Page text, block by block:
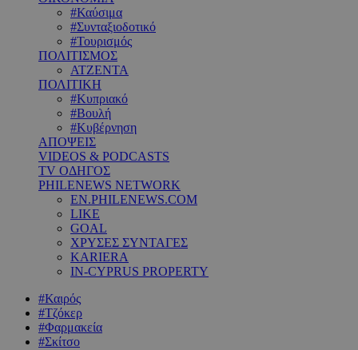
#Καύσιμα
#Συνταξιοδοτικό
#Τουρισμός
ΠΟΛΙΤΙΣΜΟΣ
ΑΤΖΕΝΤΑ
ΠΟΛΙΤΙΚΗ
#Κυπριακό
#Βουλή
#Κυβέρνηση
ΑΠΟΨΕΙΣ
VIDEOS & PODCASTS
TV ΟΔΗΓΟΣ
PHILENEWS NETWORK
EN.PHILENEWS.COM
LIKE
GOAL
ΧΡΥΣΕΣ ΣΥΝΤΑΓΕΣ
KARIERA
IN-CYPRUS PROPERTY
#Καιρός
#Τζόκερ
#Φαρμακεία
#Σκίτσο